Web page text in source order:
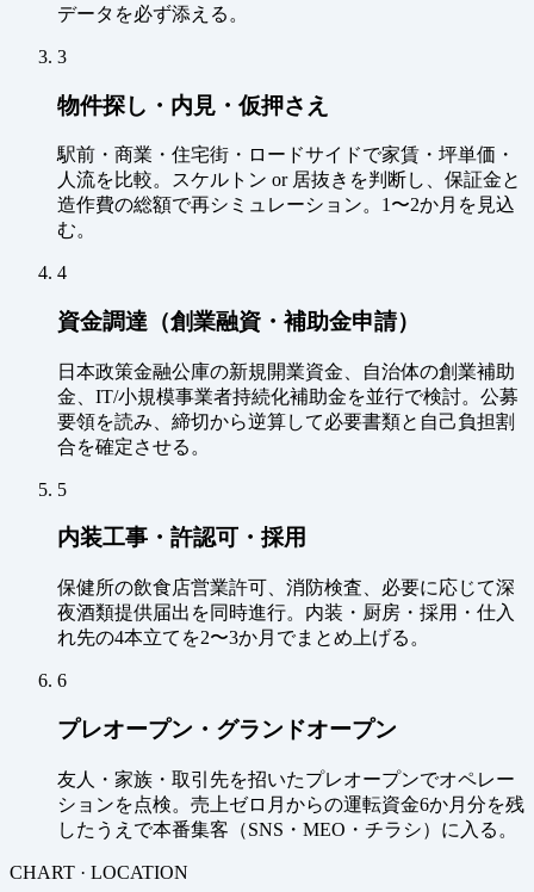
データを必ず添える。
3
物件探し・内見・仮押さえ
駅前・商業・住宅街・ロードサイドで家賃・坪単価・
人流を比較。スケルトン or 居抜きを判断し、保証金と
造作費の総額で再シミュレーション。1〜2か月を見込
む。
4
資金調達（創業融資・補助金申請）
日本政策金融公庫の新規開業資金、自治体の創業補助
金、IT/小規模事業者持続化補助金を並行で検討。公募
要領を読み、締切から逆算して必要書類と自己負担割
合を確定させる。
5
内装工事・許認可・採用
保健所の飲食店営業許可、消防検査、必要に応じて深
夜酒類提供届出を同時進行。内装・厨房・採用・仕入
れ先の4本立てを2〜3か月でまとめ上げる。
6
プレオープン・グランドオープン
友人・家族・取引先を招いたプレオープンでオペレー
ションを点検。売上ゼロ月からの運転資金6か月分を残
したうえで本番集客（SNS・MEO・チラシ）に入る。
CHART · LOCATION